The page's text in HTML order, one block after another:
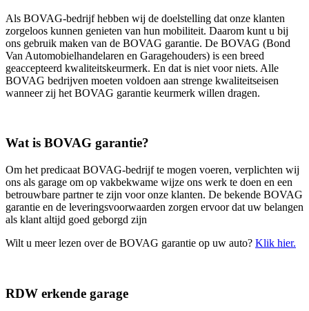
Als BOVAG-bedrijf hebben wij de doelstelling dat onze klanten
zorgeloos kunnen genieten van hun mobiliteit. Daarom kunt u bij
ons gebruik maken van de BOVAG garantie. De BOVAG (Bond
Van Automobielhandelaren en Garagehouders) is een breed
geaccepteerd kwaliteitskeurmerk. En dat is niet voor niets. Alle
BOVAG bedrijven moeten voldoen aan strenge kwaliteitseisen
wanneer zij het BOVAG garantie keurmerk willen dragen.
Wat is BOVAG garantie?
Om het predicaat BOVAG-bedrijf te mogen voeren, verplichten wij
ons als garage om op vakbekwame wijze ons werk te doen en een
betrouwbare partner te zijn voor onze klanten. De bekende BOVAG
garantie en de leveringsvoorwaarden zorgen ervoor dat uw belangen
als klant altijd goed geborgd zijn
Wilt u meer lezen over de BOVAG garantie op uw auto? Klik hier.
RDW erkende garage